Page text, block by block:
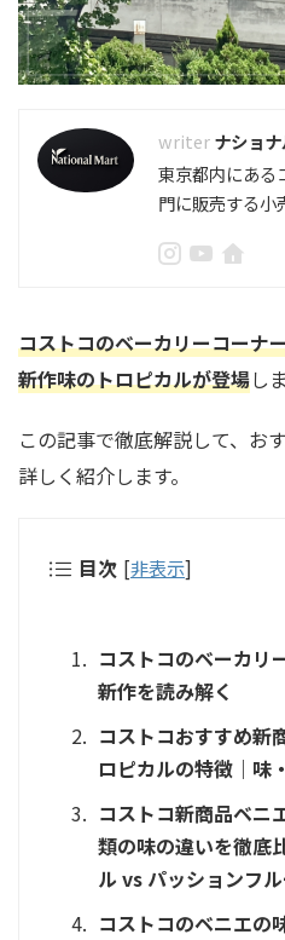
ナショ
東京都内にある
門に販売する小
コストコのベーカリーコーナ
新作味のトロピカルが登場し
この記事で徹底解説して、お
詳しく紹介します。
目次 [非表示]
コストコのベーカリ
新作を読み解く
コストコおすすめ新
ロピカルの特徴｜味
コストコ新商品ベニ
類の味の違いを徹底
ル vs パッションフ
コストコのベニエの